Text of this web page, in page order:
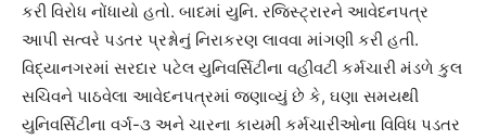
કરી વિરોધ નોંધાયો હતો. બાદમાં યુનિ. રજિસ્ટ્રારને આવેદનપત્ર
આપી સત્વરે પડતર પ્રશ્નોનું નિરાકરણ લાવવા માંગણી કરી હતી.
વિદ્યાનગરમાં સરદાર પટેલ યુનિવર્સિટીના વહીવટી કર્મચારી મંડળે કુલ
સચિવને પાઠવેલા આવેદનપત્રમાં જણાવ્યું છે કે, ઘણા સમયથી
યુનિવર્સિટીના વર્ગ-૩ અને ચારના કાયમી કર્મચારીઓના વિવિધ પડતર